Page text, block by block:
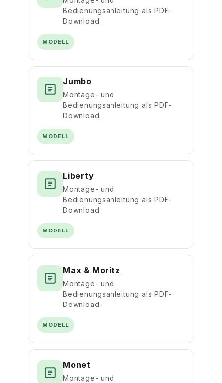
Bedienungsanleitung als PDF-
Download.
MODELL
Jumbo
Montage- und
Bedienungsanleitung als PDF-
Download.
MODELL
Liberty
Montage- und
Bedienungsanleitung als PDF-
Download.
MODELL
Max & Moritz
Montage- und
Bedienungsanleitung als PDF-
Download.
MODELL
Monet
Montage- und